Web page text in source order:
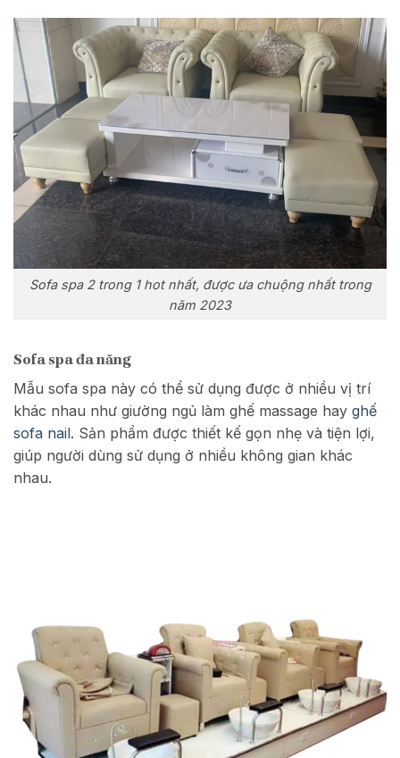
Sofa spa 2 trong 1 hot nhất, được ưa chuộng nhất trong
năm 2023
Sofa spa đa năng
Mẫu sofa spa này có thể sử dụng được ở nhiều vị trí
khác nhau như giường ngủ làm ghế massage hay ghế
sofa nail. Sản phẩm được thiết kế gọn nhẹ và tiện lợi,
giúp người dùng sử dụng ở nhiều không gian khác
nhau.